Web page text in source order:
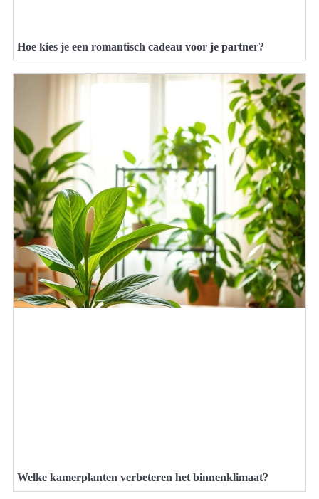
Hoe kies je een romantisch cadeau voor je partner?
Welke kamerplanten verbeteren het binnenklimaat?